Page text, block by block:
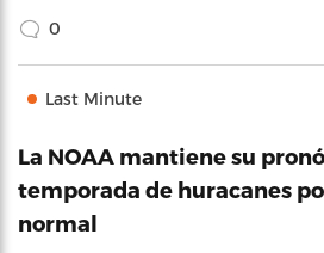
0
Last Minute
La NOAA mantiene su
temporada de huracanes
normal